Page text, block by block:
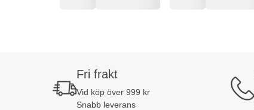
Fri frakt
Vid köp över 999 kr
Snabb leverans